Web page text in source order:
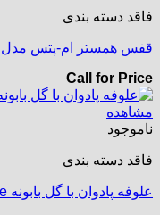
فاقد دسته بندی
قفس همستر ام-پتس مدل
Call for Price
مشاهده
ناموجود
فاقد دسته بندی
علوفه پادوان با گل بابونه fieno-hay With chamomile